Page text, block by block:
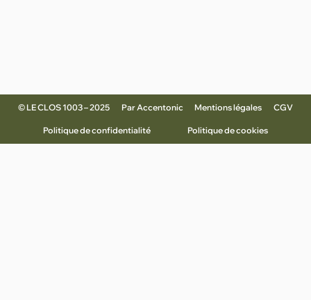
© LE CLOS 1003 – 2025 ParAccentonic Mentions légales CGV
Politique de confidentialité Politique de cookies